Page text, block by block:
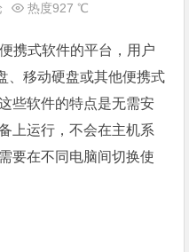
热度927 ℃
携式软件的平台，用户
、移动硬盘或其他便携式
些软件的特点是无需安
上运行，不会在主机系
要在不同电脑间切换使